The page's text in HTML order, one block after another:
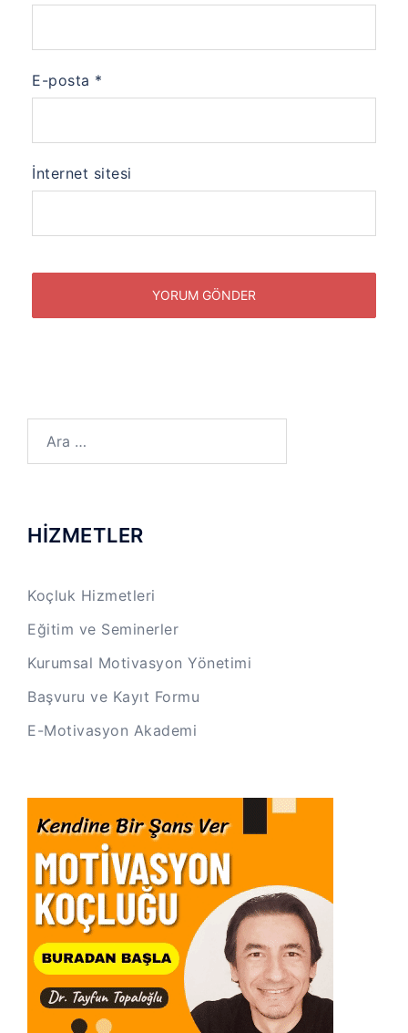
E-posta *
İnternet sitesi
HİZMETLER
Koçluk Hizmetleri
Eğitim ve Seminerler
Kurumsal Motivasyon Yönetimi
Başvuru ve Kayıt Formu
E-Motivasyon Akademi